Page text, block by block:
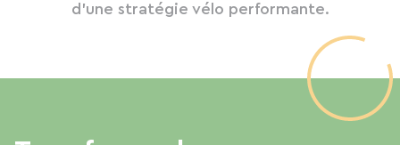
d’une stratégie vélo performante.